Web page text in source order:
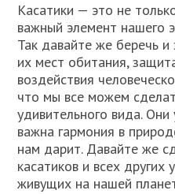
Касатики — это не
важный элемент нашего
Так давайте же беречь
их мест обитания,
воздействия
что мы все можем
удивительного вида. Они
важна гармония в
нам дарит. Давайте же
касатиков и всех
живущих на нашей